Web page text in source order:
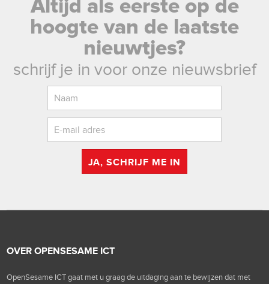
Altijd als eerste op de
hoogte van de laatste
nieuwtjes?
schrijf je in voor onze nieuwsbrief
JA, SCHRIJF ME IN
OVER OPENSESAME ICT
OpenSesame ICT gaat met u graag de uitdaging aan te bewijzen dat met